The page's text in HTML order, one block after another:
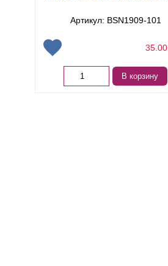
Артикул: BSN1909-101
35.00
В корзину